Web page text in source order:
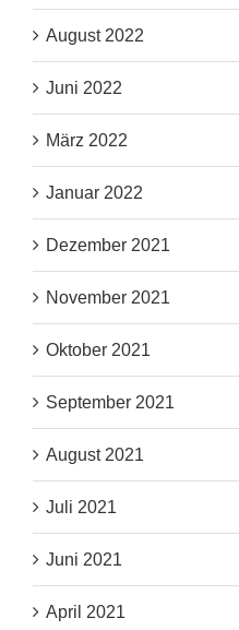
August 2022
Juni 2022
März 2022
Januar 2022
Dezember 2021
November 2021
Oktober 2021
September 2021
August 2021
Juli 2021
Juni 2021
April 2021